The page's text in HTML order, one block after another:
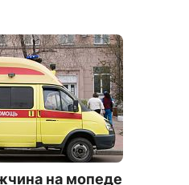
на мопеде